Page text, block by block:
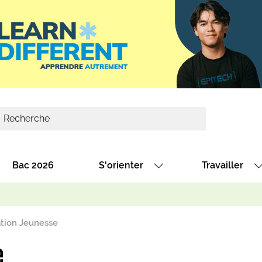
Bac 2026 S'orienter Travailler
Jeunesse